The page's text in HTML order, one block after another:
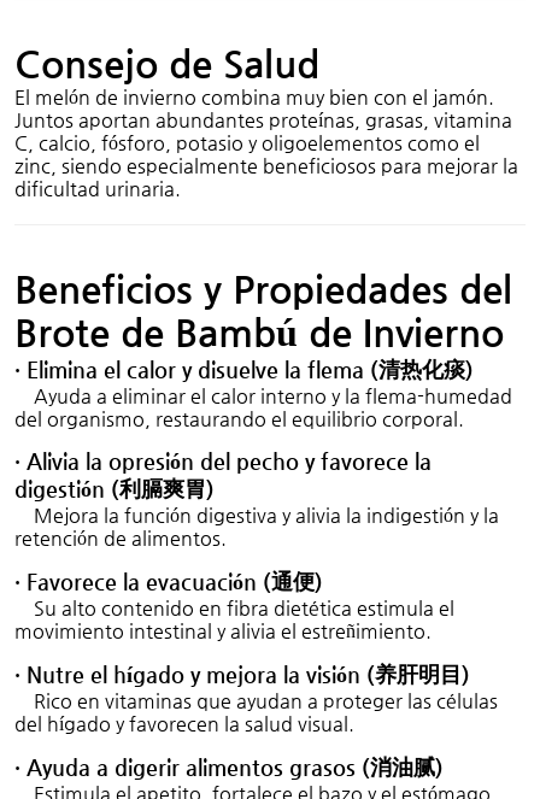
Consejo de Salud
El melón de invierno combina muy bien con el jamón.
Juntos aportan abundantes proteínas, grasas, vitamina
C, calcio, fósforo, potasio y oligoelementos como el
zinc, siendo especialmente beneficiosos para mejorar la
dificultad urinaria.
Beneficios y Propiedades del
Brote de Bambú de Invierno
· Elimina el calor y disuelve la flema (清热化痰)
Ayuda a eliminar el calor interno y la flema-humedad
del organismo, restaurando el equilibrio corporal.
· Alivia la opresión del pecho y favorece la
digestión (利膈爽胃)
Mejora la función digestiva y alivia la indigestión y la
retención de alimentos.
· Favorece la evacuación (通便)
Su alto contenido en fibra dietética estimula el
movimiento intestinal y alivia el estreñimiento.
· Nutre el hígado y mejora la visión (养肝明目 )
Rico en vitaminas que ayudan a proteger las células
del hígado y favorecen la salud visual.
· Ayuda a digerir alimentos grasos (消油腻)
Estimula el apetito, fortalece el bazo y el estómago,